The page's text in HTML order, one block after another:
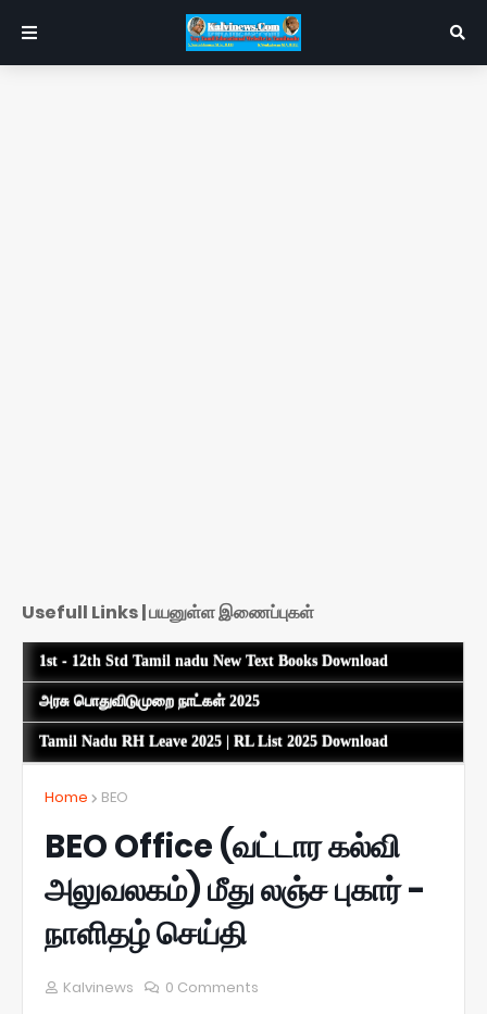
Usefull Links | பயனுள்ள இணைப்புகள்
1st - 12th Std Tamil nadu New Text Books Download
அரசு பொதுவிடுமுறை நாட்கள் 2025
Tamil Nadu RH Leave 2025 | RL List 2025 Download
Home BEO
BEO Office (வட்டார கல்வி
அலுவலகம்) மீது லஞ்ச புகார் -
நாளிதழ் செய்தி
Kalvinews 0 Comments